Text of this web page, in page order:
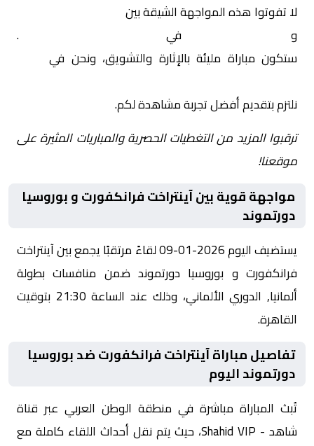
لا تفوتوا هذه المواجهة الشيقة بين
وبوروسيا دورتموند في
.
ستكون مباراة مليئة بالإثارة والتشويق، ونحن في
نلتزم بتقديم أفضل تجربة مشاهدة لكم.
ترقبوا المزيد من التغطيات الحصرية والمباريات المثيرة على
موقعنا!
مواجهة قوية بين آينتراخت فرانكفورت و بوروسيا
دورتموند
يستضيف اليوم 2026-01-09 لقاءً مرتقبًا يجمع بين آينتراخت
فرانكفورت و بوروسيا دورتموند ضمن منافسات بطولة
ألمانيا, الدوري الألماني، وذلك عند الساعة 21:30 بتوقيت
القاهرة.
تفاصيل مباراة آينتراخت فرانكفورت ضد بوروسيا
دورتموند اليوم
تُبث المباراة مباشرة في منطقة الوطن العربي عبر قناة
شاهد - Shahid VIP، حيث يتم نقل أحداث اللقاء كاملة مع